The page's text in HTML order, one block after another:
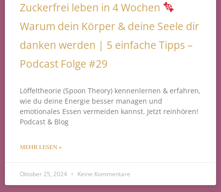
Zuckerfrei leben in 4 Wochen
Warum dein Körper & deine Seele dir
danken werden | 5 einfache Tipps –
Podcast Folge #29
Löffeltheorie (Spoon Theory) kennenlernen & erfahren,
wie du deine Energie besser managen und
emotionales Essen vermeiden kannst. Jetzt reinhören!
Podcast & Blog
MEHR LESEN »
Oktober 25, 2024 Keine Kommentare